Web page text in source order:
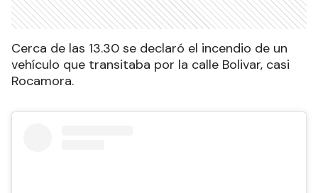
Cerca de las 13.30 se declaró el incendio de un
vehículo que transitaba por la calle Bolivar, casi
Rocamora.